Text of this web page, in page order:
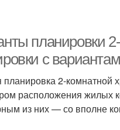
планировки
с
планировка 2-комнатной
расположения жилых
из них — со вполне